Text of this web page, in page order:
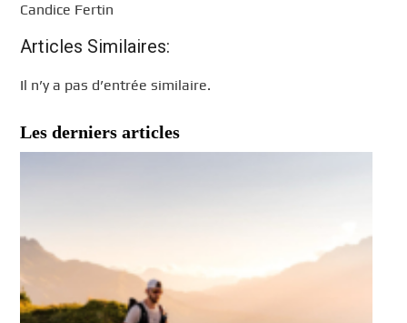
Candice Fertin
Articles Similaires:
Il n’y a pas d’entrée similaire.
Les derniers articles